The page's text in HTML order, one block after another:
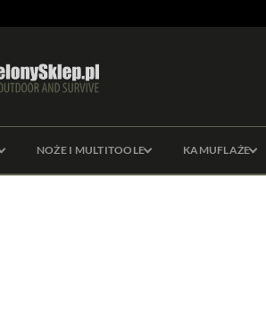
NOŻE I MULTITOOLE KAMUFLAŻE